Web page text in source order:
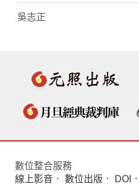
吳志正
數位整合服務
線上影音 ． 數位出版 ． DOI ．